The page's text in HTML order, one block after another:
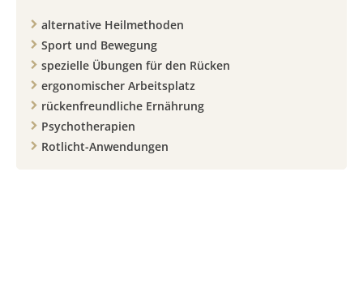
alternative Heilmethoden
Sport und Bewegung
spezielle Übungen für den Rücken
ergonomischer Arbeitsplatz
rückenfreundliche Ernährung
Psychotherapien
Rotlicht-Anwendungen